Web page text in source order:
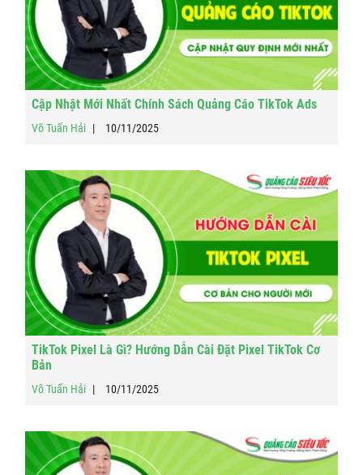
Cập Nhật Mới Nhất Chính Sách Quảng Cáo TikTok Ads
Võ Tuấn Hải 10/11/2025
TikTok Pixel Là Gì? Hướng Dẫn Cài Đặt Pixel TikTok Cơ
Bản
Võ Tuấn Hải 10/11/2025